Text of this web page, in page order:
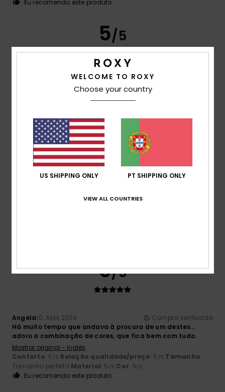
Eu recomendo este produto
5/5
8. Junho 2026
Compra verificada
Mostrar original - Castelhano
Tamanho perfeitoMaterial: 5 Cor: 5/5
5
5/5
Angela10. Abril 2026
Compra verificada
Há muito tempo que andava à procura de um destes...
adoro a combinação de cores, que fica bem com tudo.
Mostrar original - Inglês
Conforto: 5 /5 Relação qualidade/preço: 5 /5 Tamanho:
Tamanho perfeito Material: 5 /5 Cor: 5/5
Eu recomendo este produto
WELCOME TO ROXY
Choose your country
US SHIPPING ONLY PT SHIPPING ONLY
VIEW ALL COUNTRIES